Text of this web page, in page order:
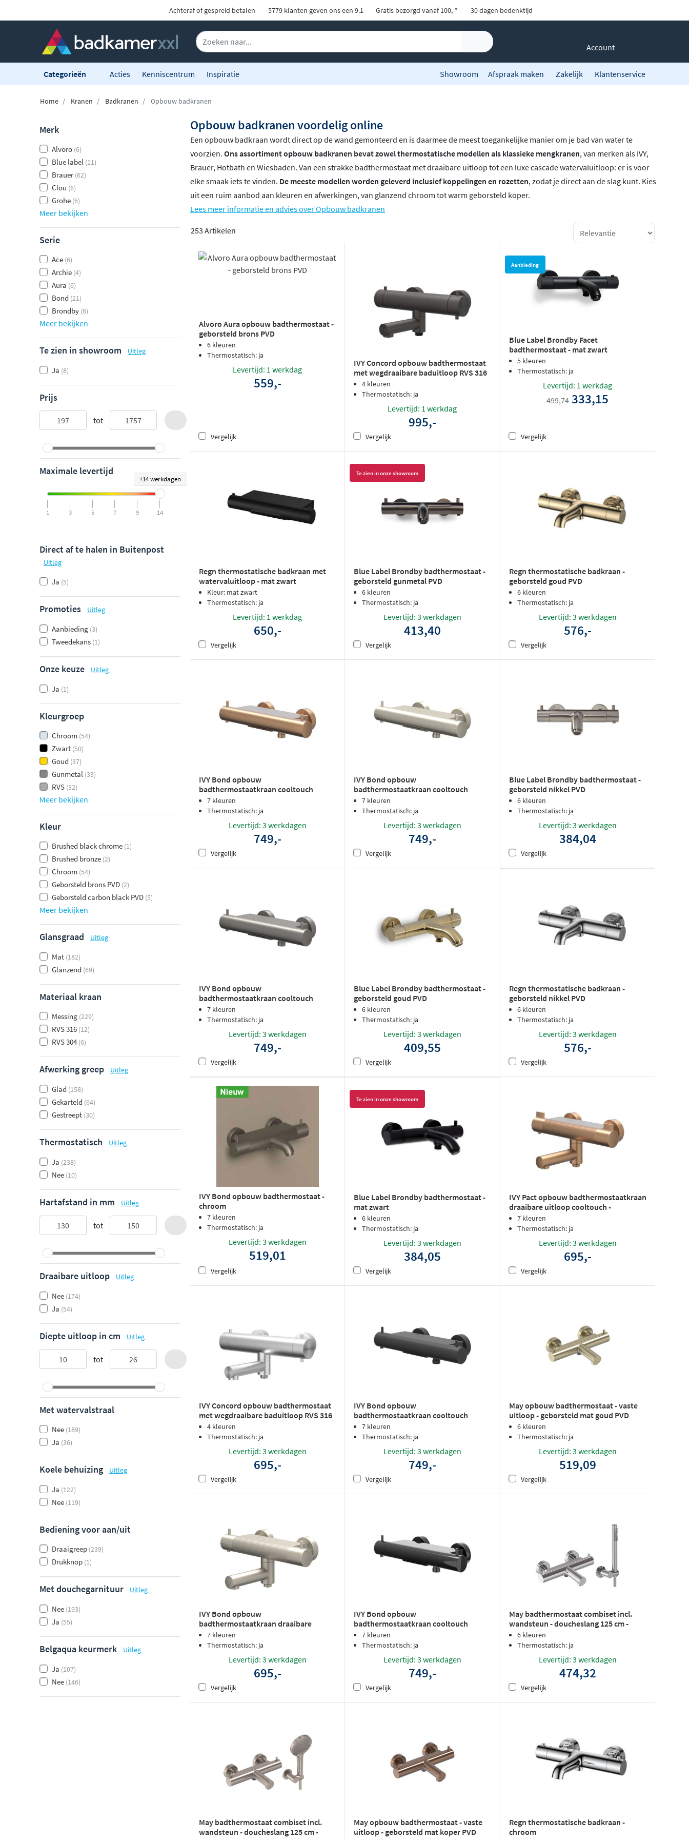
Achteraf of gespreid betalen 5779 klanten geven ons een 9.1 Gratis bezorgd vanaf 100,-* 30 dagen bedenktijd
Account
Categorieën Acties Kenniscentrum Inspiratie Showroom Afspraak maken Zakelijk Klantenservice
Home Kranen Badkranen Opbouw badkranen
Merk
Alvoro (6)
Blue label (11)
Brauer(62)
Clou (6)
Grohe (6)
Meer bekijken
Serie
Ace (6)
Archie (4)
Aura (6)
Bond (21)
Brondby (6)
Meer bekijken
Te zien in showroom Uitleg
Ja (8)
Prijs
tot
Maximale levertijd
+14 werkdagen
1 3 5 7 9 14
Direct af te halen in Buitenpost
Uitleg
Ja (5)
Promoties Uitleg
Aanbieding (3)
Tweedekans (1)
Onze keuze Uitleg
Ja (1)
Kleurgroep
Chroom (54)
Zwart (50)
Goud (37)
Gunmetal (33)
RVS (32)
Meer bekijken
Kleur
Brushed black chrome (1)
Brushed bronze (2)
Chroom (54)
Geborsteld brons PVD (2)
Geborsteld carbon black PVD (5)
Meer bekijken
Glansgraad Uitleg
Mat (182)
Glanzend (69)
Materiaal kraan
Messing (229)
RVS 316 (12)
RVS 304 (6)
Afwerking greep Uitleg
Glad (158)
Gekarteld (64)
Gestreept (30)
Thermostatisch Uitleg
Ja (238)
Nee (10)
Hartafstand in mm Uitleg
tot
Draaibare uitloop Uitleg
Nee (174)
Ja (54)
Diepte uitloop in cm Uitleg
tot
Met watervalstraal
Nee (189)
Ja (36)
Koele behuizing Uitleg
Ja (122)
Nee (119)
Bediening voor aan/uit
Draaigreep (239)
Drukknop (1)
Met douchegarnituur Uitleg
Nee (193)
Ja (55)
Belgaqua keurmerk Uitleg
Ja (107)
Nee (146)
Opbouw badkranen voordelig online
Een opbouw badkraan wordt direct op de wand gemonteerd en is daarmee de meest toegankelijke manier om je bad van water te
voorzien. Ons assortiment opbouw badkranen bevat zowel thermostatische modellen als klassieke mengkranen, van merken als IVY,
Brauer, Hotbath en Wiesbaden. Van een strakke badthermostaat met draaibare uitloop tot een luxe cascade watervaluitloop: er is voor
elke smaak iets te vinden. De meeste modellen worden geleverd inclusief koppelingen en rozetten, zodat je direct aan de slag kunt. Kies
uit een ruim aanbod aan kleuren en afwerkingen, van glanzend chroom tot warm geborsteld koper.
Lees meer informatie en advies over Opbouw badkranen
253 Artikelen
Alvoro Aura opbouw badthermostaat -
geborsteld brons PVD
6 kleuren
Thermostatisch: ja
Levertijd: 1 werkdag
559,-
Vergelijk
IVY Concord opbouw badthermostaat
met wegdraaibare baduitloop RVS 316
- geborsteld carbon black PVD
4 kleuren
Thermostatisch: ja
Levertijd: 1 werkdag
995,-
Vergelijk
Aanbieding
Blue Label Brondby Facet
badthermostaat - mat zwart
5 kleuren
Thermostatisch: ja
Levertijd: 1 werkdag
499,74 333,15
Vergelijk
Regn thermostatische badkraan met
watervaluitloop - mat zwart
Kleur: mat zwart
Thermostatisch: ja
Levertijd: 1 werkdag
650,-
Vergelijk
Te zien in onze showroom
Blue Label Brondby badthermostaat -
geborsteld gunmetal PVD
6 kleuren
Thermostatisch: ja
Levertijd: 3 werkdagen
413,40
Vergelijk
Regn thermostatische badkraan -
geborsteld goud PVD
6 kleuren
Thermostatisch: ja
Levertijd: 3 werkdagen
576,-
Vergelijk
IVY Bond opbouw
badthermostaatkraan cooltouch
cascade uitloop - geborsteld mat koper
PVD
7 kleuren
Thermostatisch: ja
Levertijd: 3 werkdagen
749,-
Vergelijk
IVY Bond opbouw
badthermostaatkraan cooltouch
cascade uitloop - geborsteld nickel PVD
7 kleuren
Thermostatisch: ja
Levertijd: 3 werkdagen
749,-
Vergelijk
Blue Label Brondby badthermostaat -
geborsteld nikkel PVD
6 kleuren
Thermostatisch: ja
Levertijd: 3 werkdagen
384,04
Vergelijk
IVY Bond opbouw
badthermostaatkraan cooltouch
cascade uitloop - geborsteld metal
black PVD
7 kleuren
Thermostatisch: ja
Levertijd: 3 werkdagen
749,-
Vergelijk
Blue Label Brondby badthermostaat -
geborsteld goud PVD
6 kleuren
Thermostatisch: ja
Levertijd: 3 werkdagen
409,55
Vergelijk
Regn thermostatische badkraan -
geborsteld nikkel PVD
6 kleuren
Thermostatisch: ja
Levertijd: 3 werkdagen
576,-
Vergelijk
IVY Bond opbouw badthermostaat -
chroom
7 kleuren
Thermostatisch: ja
Levertijd: 3 werkdagen
519,01
Vergelijk
Te zien in onze showroom
Blue Label Brondby badthermostaat -
mat zwart
6 kleuren
Thermostatisch: ja
Levertijd: 3 werkdagen
384,05
Vergelijk
IVY Pact opbouw badthermostaatkraan
draaibare uitloop cooltouch -
geborsteld mat koper PVD
7 kleuren
Thermostatisch: ja
Levertijd: 3 werkdagen
695,-
Vergelijk
IVY Concord opbouw badthermostaat
met wegdraaibare baduitloop RVS 316
- geborsteld RVS
4 kleuren
Thermostatisch: ja
Levertijd: 3 werkdagen
695,-
Vergelijk
IVY Bond opbouw
badthermostaatkraan cooltouch
cascade uitloop - mat zwart PED
7 kleuren
Thermostatisch: ja
Levertijd: 3 werkdagen
749,-
Vergelijk
May opbouw badthermostaat - vaste
uitloop - geborsteld mat goud PVD
6 kleuren
Thermostatisch: ja
Levertijd: 3 werkdagen
519,09
Vergelijk
IVY Bond opbouw
badthermostaatkraan draaibare
uitloop cooltouch - geborsteld nickel
PVD
7 kleuren
Thermostatisch: ja
Levertijd: 3 werkdagen
695,-
Vergelijk
IVY Bond opbouw
badthermostaatkraan cooltouch
cascade uitloop - zwart chroom PVD
7 kleuren
Thermostatisch: ja
Levertijd: 3 werkdagen
749,-
Vergelijk
May badthermostaat combiset incl.
wandsteun - doucheslang 125 cm -
staaf handdouche - chroom
6 kleuren
Thermostatisch: ja
Levertijd: 3 werkdagen
474,32
Vergelijk
May badthermostaat combiset incl.
wandsteun - doucheslang 125 cm -
May opbouw badthermostaat - vaste
uitloop - geborsteld mat koper PVD
Regn thermostatische badkraan -
chroom